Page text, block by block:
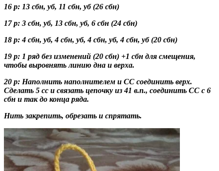
16 р: 13 сбн, уб, 11 сбн, уб (26 сбн)
17 р: 3 сбн, уб, 13 сбн, уб, 6 сбн (24 сбн)
18 р: 4 сбн, уб, 4 сбн, уб, 4 сбн, уб, 4 сбн, уб (20 сбн)
19 р: 1 ряд без изменений (20 сбн) +1 сбн для смещения,
чтобы выровнять линию дна и верха.
20 р: Наполнить наполнителем и СС соединить верх.
Сделать 5 сс и связать цепочку из 41 в.п., соединить СС с 6
сбн и так до конца ряда.
Нить закрепить, обрезать и спрятать.